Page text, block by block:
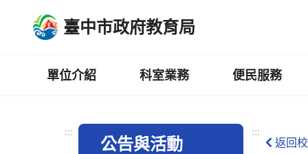
臺中市政府教育局
單位介紹 科室業務 便民服務
:::
公告與活動
:::
返回